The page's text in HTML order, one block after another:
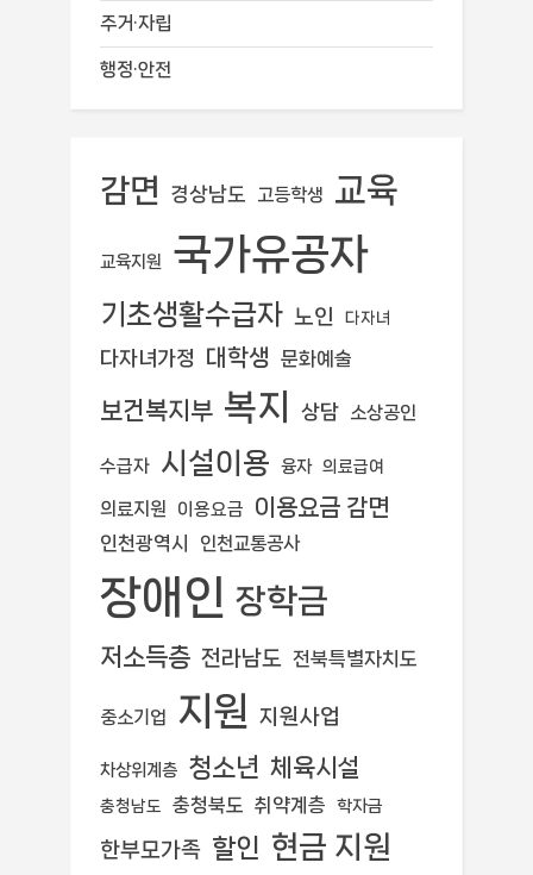
주거·자립
행정·안전
감면 경상남도 고등학생 교육
교육지원 국가유공자
기초생활수급자 노인 다자녀
다자녀가정 대학생 문화예술
보건복지부 복지 상담 소상공인
수급자 시설이용 융자 의료급여
의료지원 이용요금 이용요금 감면
인천광역시 인천교통공사
장애인 장학금
저소득층 전라남도 전북특별자치도
중소기업 지원 지원사업
차상위계층 청소년 체육시설
충청남도 충청북도 취약계층 학자금
한부모가족 할인 현금 지원